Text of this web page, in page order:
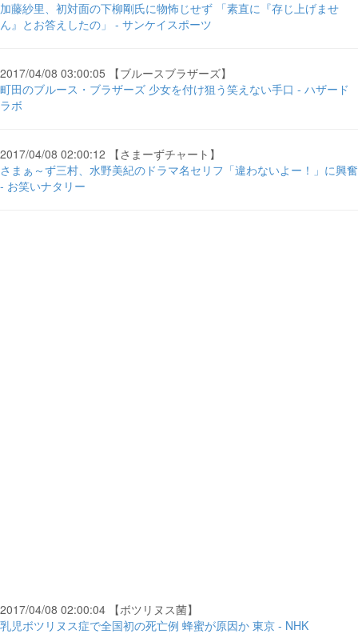
加藤紗里、初対面の下柳剛氏に物怖じせず 「素直に『存じ上げませ
ん』とお答えしたの」 - サンケイスポーツ
2017/04/08 03:00:05 【ブルースブラザーズ】
町田のブルース・ブラザーズ 少女を付け狙う笑えない手口 - ハザード
ラボ
2017/04/08 02:00:12 【さまーずチャート】
さまぁ～ず三村、水野美紀のドラマ名セリフ「違わないよー！」に興奮
- お笑いナタリー
2017/04/08 02:00:04 【ボツリヌス菌】
乳児ボツリヌス症で全国初の死亡例 蜂蜜が原因か 東京 - NHK